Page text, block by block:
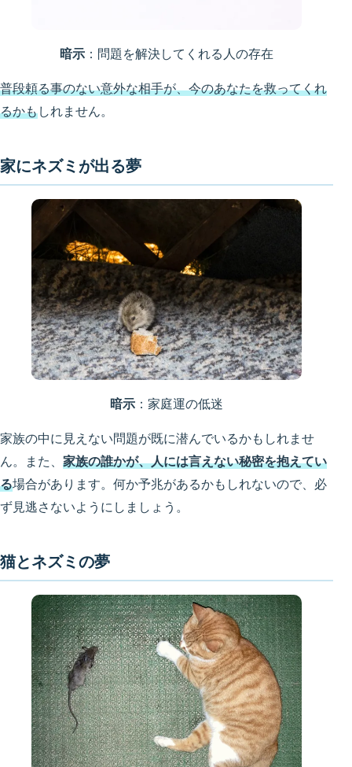
暗示 ：問題を解決してくれる人の存在
普段頼る事のない意外な相手が、今のあなたを救ってくれ
るかもしれません。
家にネズミが出る夢
暗示 ：家庭運の低迷
家族の中に見えない問題が既に潜んでいるかもしれませ
ん。また、 家族の誰かが、人には言えない秘密を抱えてい
る場合があります。何か予兆があるかもしれないので、必
ず見逃さないようにしましょう。
猫とネズミの夢